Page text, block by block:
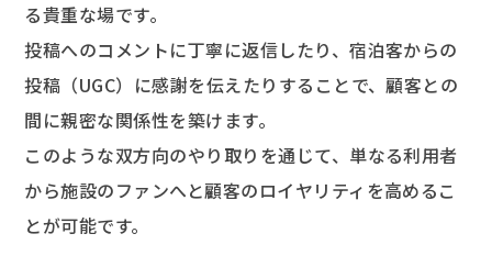
る貴重な場です。
投稿へのコメントに丁寧に返信したり、宿泊客からの
投稿（UGC）に感謝を伝えたりすることで、顧客との
間に親密な関係性を築けます。
このような双方向のやり取りを通じて、単なる利用者
から施設のファンへと顧客のロイヤリティを高めるこ
とが可能です。